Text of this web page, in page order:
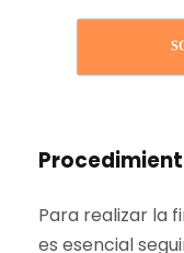
Para realizar la
es esencial